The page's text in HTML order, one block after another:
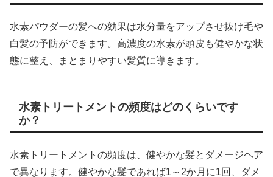
水素パウダーの髪への効果は水分量をアップさせ抜け毛や
白髪の予防ができます。高濃度の水素が頭皮も健やかな状
態に整え、まとまりやすい髪質に導きます。
水素トリートメントの頻度はどのくらいです
か？
水素トリートメントの頻度は、健やかな髪とダメージヘア
で異なります。健やかな髪であれば1～2か月に1回、ダメ